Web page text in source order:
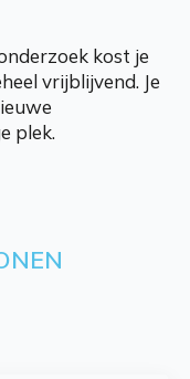
kost je
vrijblijvend. Je
plek.